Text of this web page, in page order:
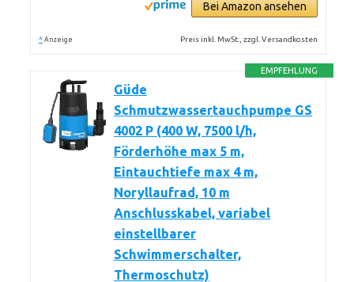
Bei Amazon ansehen
* Anzeige Preis inkl. MwSt., zzgl. Versandkosten
EMPFEHLUNG
Güde
Schmutzwassertauchpumpe GS
4002 P (400 W, 7500 l/h,
Förderhöhe max 5 m,
Eintauchtiefe max 4 m,
Noryllaufrad, 10 m
Anschlusskabel, variabel
einstellbarer
Schwimmerschalter,
Thermoschutz)